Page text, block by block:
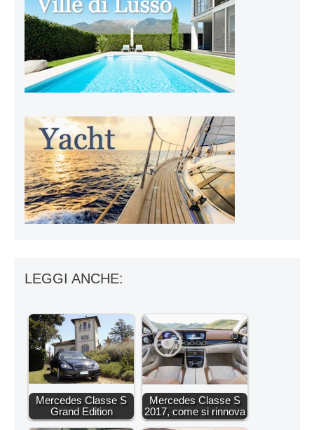
LEGGI ANCHE:
Mercedes Classe S
Grand Edition
Mercedes Classe S
2017, come si rinnova